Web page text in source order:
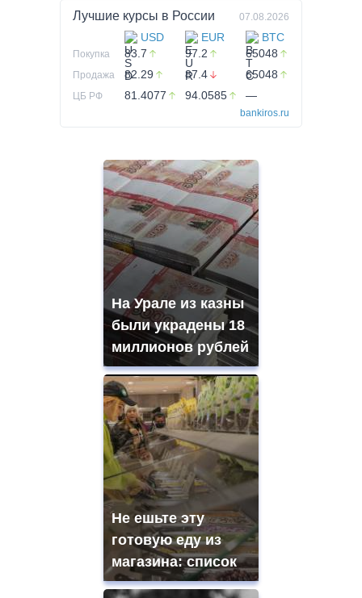
Лучшие курсы в России 07.08.2026
USD EUR BTC
Покупка 83.7 97.2 65048
Продажа 82.29 87.4 65048
ЦБ РФ 81.4077 94.0585 —
bankiros.ru
На Урале из казны
были украдены 18
миллионов рублей
Не ешьте эту
готовую еду из
магазина: список